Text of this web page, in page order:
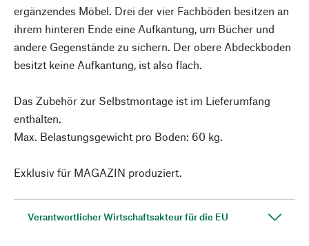
ergänzendes Möbel. Drei der vier Fachböden besitzen an
ihrem hinteren Ende eine Aufkantung, um Bücher und
andere Gegenstände zu sichern. Der obere Abdeckboden
besitzt keine Aufkantung, ist also flach.
Das Zubehör zur Selbstmontage ist im Lieferumfang
enthalten.
Max. Belastungsgewicht pro Boden: 60 kg.
Exklusiv für MAGAZIN produziert.
Verantwortlicher Wirtschaftsakteur für die EU